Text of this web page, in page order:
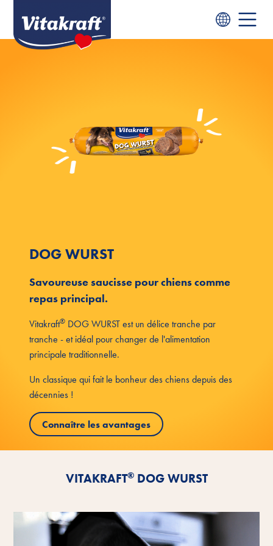
DOG WURST
Savoureuse saucisse pour chiens comme
repas principal.
Vitakraft® DOG WURST est un délice tranche par
tranche - et idéal pour changer de l'alimentation
principale traditionnelle.
Un classique qui fait le bonheur des chiens depuis des
décennies !
Connaître les avantages
VITAKRAFT®DOG WURST